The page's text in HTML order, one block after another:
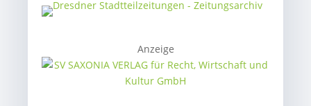
Anzeige